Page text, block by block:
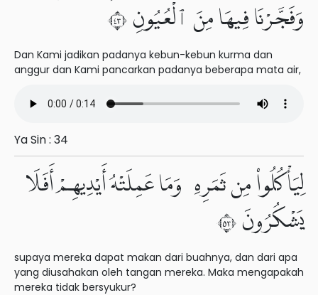
وَفَجَّرْنَا فِيهَا مِنَ ٱلْعُيُونِ ٣٤
Dan Kami jadikan padanya kebun-kebun kurma dan
anggur dan Kami pancarkan padanya beberapa mata air,
Ya Sin : 34
لِيَأْكُلُوا۟ مِن ثَمَرِهِۦ وَمَا عَمِلَتْهُ أَيْدِيهِمْ أَفَلَا
يَشْكُرُونَ ٣٥
supaya mereka dapat makan dari buahnya, dan dari apa
yang diusahakan oleh tangan mereka. Maka mengapakah
mereka tidak bersyukur?